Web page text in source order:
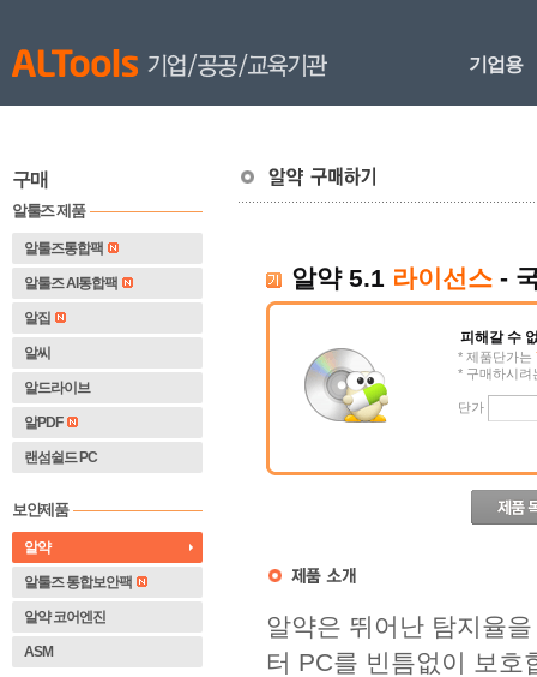
기업용
구매
알툴즈 제품
알툴즈통합팩
알툴즈 AI통합팩
알집
알씨
알드라이브
알PDF
랜섬쉴드 PC
보안제품
알약
알툴즈 통합보안팩
알약 코어엔진
ASM
알약 5.1 라이선스 -
피해갈 수
* 제품단가는
* 구매하시려
단가
알약은 뛰어난 탐지율
터 PC를 빈틈없이 보호